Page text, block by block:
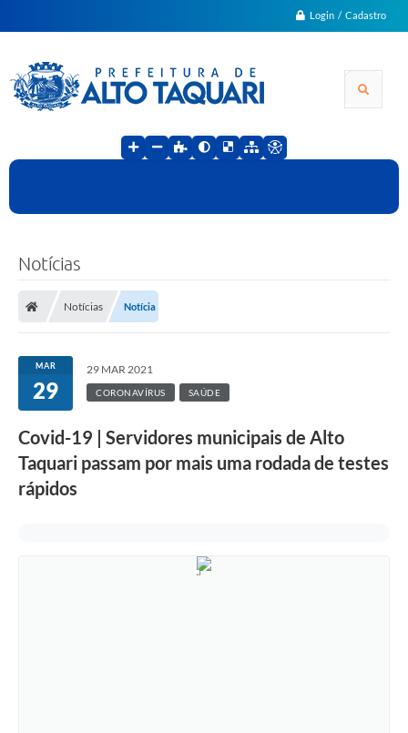
Login / Cadastro
Notícias
Notícias Notícia
MAR
29
29 MAR 2021
CORONAVÍRUS SAÚDE
Covid-19 | Servidores municipais de Alto
Taquari passam por mais uma rodada de testes
rápidos